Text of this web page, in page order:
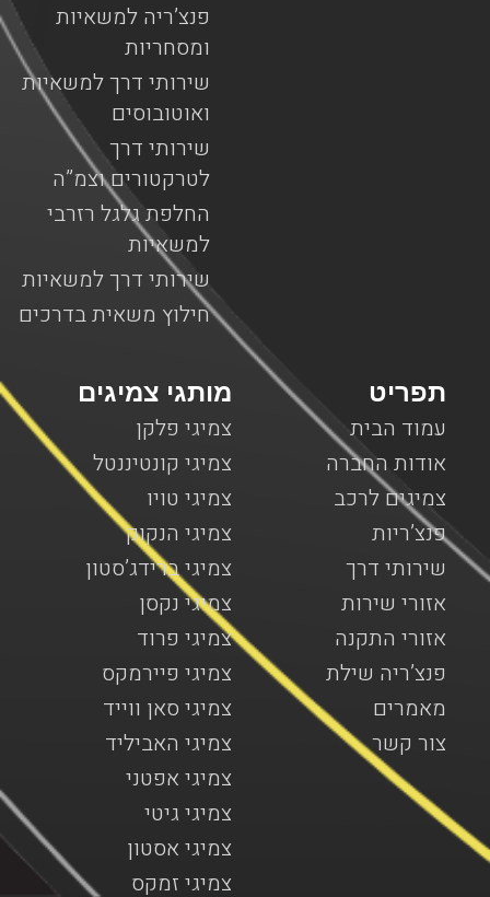
פנצ’ריה למשאיות
ומסחריות
שירותי דרך למשאיות
ואוטובוסים
שירותי דרך
לטרקטורים וצמ”ה
החלפת גלגל רזרבי
למשאיות
שירותי דרך למשאיות
חילוץ משאית בדרכים
מותגי צמיגים
צמיגי פלקן
צמיגי קונטיננטל
צמיגי טויו
צמיגי הנקוק
צמיגי ברידג’סטון
צמיגי נקסן
צמיגי פרוד
צמיגי פיירמקס
צמיגי סאן ווייד
צמיגי האביליד
צמיגי אפטני
צמיגי גיטי
צמיגי אסטון
צמיגי זמקס
תפריט
עמוד הבית
אודות החברה
צמיגים לרכב
פנצ’ריות
שירותי דרך
אזורי שירות
אזורי התקנה
פנצ’ריה שילת
מאמרים
צור קשר